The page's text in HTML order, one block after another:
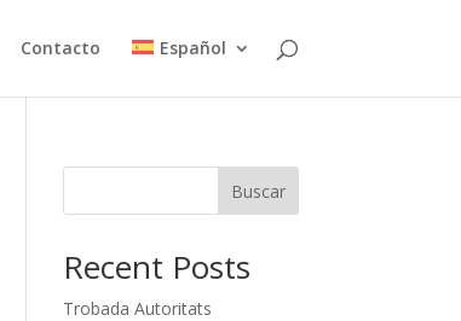
Contacto Español
Buscar
Recent Posts
Trobada Autoritats